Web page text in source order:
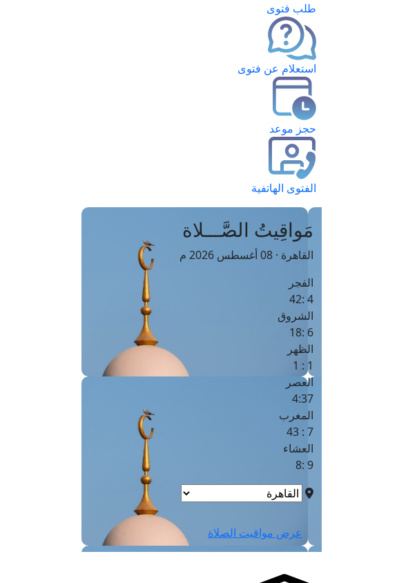
طلب فتوى
استعلام عن فتوى
حجز موعد
الفتوى الهاتفية
مَواقِيتُ الصَّـــلاة
القاهرة · 08 أغسطس 2026 م
الفجر
4 :42
الشروق
6 :18
الظهر
1 : 1
العصر
4:37
المغرب
7 : 43
العشاء
9 :8
عرض مواقيت الصلاة